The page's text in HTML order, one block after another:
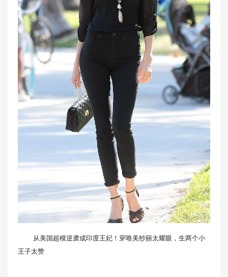
从美国超模逆袭成印度王妃！穿唯美纱丽太耀眼，生两个小
王子太赞